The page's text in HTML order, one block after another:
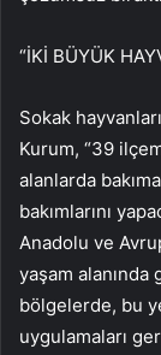
“İKİ BÜYÜK
Sokak
Kurum, “39
alanlarda
bakımlarını
Anadolu ve
yaşam
bölgelerde, bu
uygulamaları